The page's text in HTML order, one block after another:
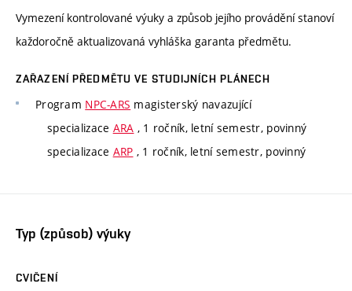
Vymezení kontrolované výuky a způsob jejího provádění stanoví
každoročně aktualizovaná vyhláška garanta předmětu.
ZAŘAZENÍ PŘEDMĚTU VE STUDIJNÍCH PLÁNECH
Program NPC-ARS magisterský navazující
specializace ARA , 1 ročník, letní semestr, povinný
specializace ARP , 1 ročník, letní semestr, povinný
Typ (způsob) výuky
CVIČENÍ